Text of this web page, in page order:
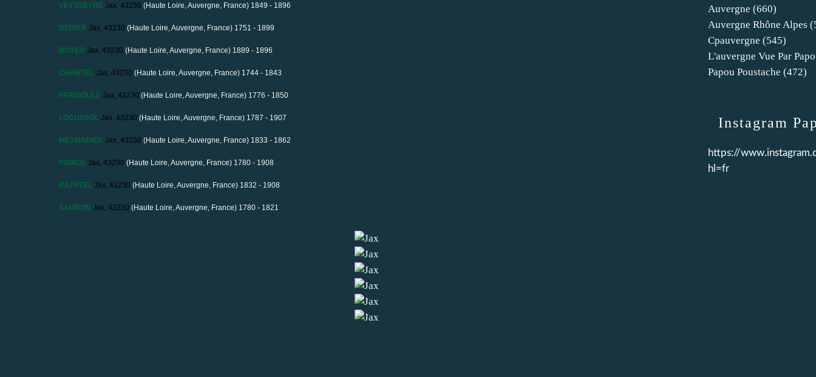
VEYSSEYRE Jax, 43230 (Haute Loire, Auvergne, France) 1849 - 1896
BENIER Jax, 43230 (Haute Loire, Auvergne, France) 1751 - 1899
BOYER Jax, 43230 (Haute Loire, Auvergne, France) 1889 - 1896
CHANTEL Jax, 43230 (Haute Loire, Auvergne, France) 1744 - 1843
FARIGOULE Jax, 43230 (Haute Loire, Auvergne, France) 1776 - 1850
LOCUSSOL Jax, 43230 (Haute Loire, Auvergne, France) 1787 - 1907
MEYNADIER Jax, 43230 (Haute Loire, Auvergne, France) 1833 - 1862
PIGNOL Jax, 43230 (Haute Loire, Auvergne, France) 1780 - 1908
RAPATEL Jax, 43230 (Haute Loire, Auvergne, France) 1832 - 1908
SAURON Jax, 43230 (Haute Loire, Auvergne, France) 1780 - 1821
Auvergne (660)
Auvergne Rhône Alpes
Cpauvergne (545)
L'auvergne Vue Par
Papou Poustache (472)
Instagram
https://
hl=fr